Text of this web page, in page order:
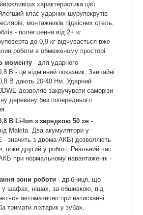
характеристика цієї
клас ударних шурупокрутів
монтажників підвісних стель,
- полегшення від 2+ кг
до 0,9 кг відчувається вже
роботи в обмеженому просторі.
моменту - для ударного
В - це відмінний показник. Звичайні
В дають 20-40 Нм. Ударний
дозволяє закручувати саморізи
деревину без попереднього
В Li-Ion з зарядкою 50 хв -
Makita. Два акумулятори у
- значить з двома АКБ) дозволяють
поки другий у роботі. Реальний час
при нормальному навантаженні -
зони роботи - дрібниця, що
шафах, нішах, за обшивкою, під
автоматично при натисканні
тримати ліхтарик у зубах.